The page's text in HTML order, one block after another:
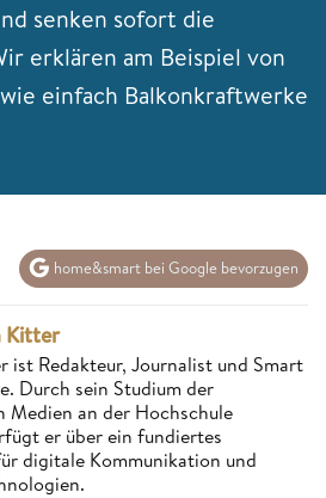
senken sofort die
erklären am Beispiel von
einfach Balkonkraftwerke
home&smart bei Google bevorzugen
Kitter
ist Redakteur, Journalist und Smart
Durch sein Studium der
Medien an der Hochschule
er über ein fundiertes
digitale Kommunikation und